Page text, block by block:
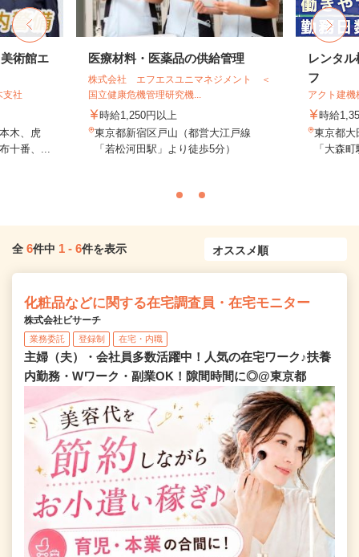
術館エ
社
木、虎
十番、...
医療材料・医薬品の供給管理
株式会社 エフエスユニマネジメント ＜
国立健康危機管理研究機...
時給1,250円以上
東京都新宿区戸山（都営大江戸線
「若松河田駅」より徒歩5分）
レンタ
フ
アクト建機
時給
東京都大
「大森
全 6件中 1 - 6件を表示
化粧品などに関する在宅調査員・在宅モニター
株式会社ビサーチ
業務委託 登録制 在宅・内職
主婦（夫）・会社員多数活躍中！人気の在宅ワーク♪扶養
内勤務・Wワーク・副業OK！隙間時間に◎@東京都